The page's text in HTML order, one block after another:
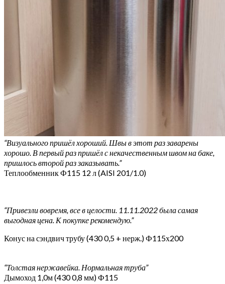
“Визуального пришёл хороший. Швы в этот раз заварены
хорошо. В первый раз пришёл с некачественным швом на баке,
пришлось второй раз заказывать.”
Теплообменник Ф115 12 л (AISI 201/1.0)
“Привезли вовремя, все в целости. 11.11.2022 была самая
выгодная цена. К покупке рекомендую.”
Конус на сэндвич трубу (430 0,5 + нерж.) Ф115х200
“Толстая нержавейка. Нормальная труба”
Дымоход 1,0м (430 0,8 мм) Ф115